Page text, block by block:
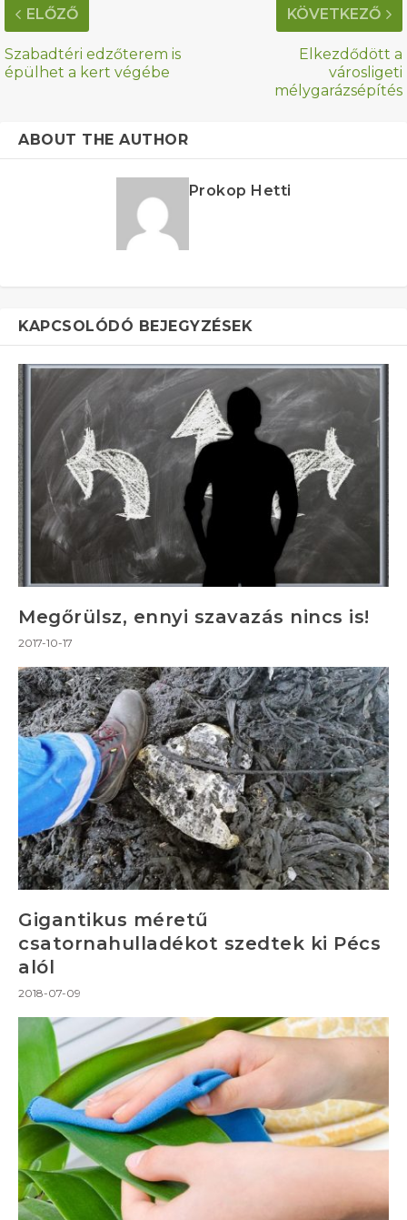
ELŐZŐ
Szabadtéri edzőterem is
épülhet a kert végébe
KÖVETKEZŐ
Elkezdődött a
városligeti
mélygarázsépítés
ABOUT THE AUTHOR
Prokop Hetti
KAPCSOLÓDÓ BEJEGYZÉSEK
Megőrülsz, ennyi szavazás nincs is!
2017-10-17
Gigantikus méretű
csatornahulladékot szedtek ki Pécs
alól
2018-07-09